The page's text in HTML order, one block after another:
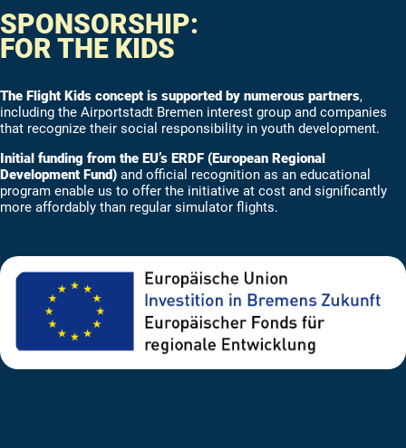
SPONSORSHIP:
FOR THE KIDS
The Flight Kids concept is supported by numerous partners,
including the Airportstadt Bremen interest group and companies
that recognize their social responsibility in youth development.
Initial funding from the EU’s ERDF (European Regional
Development Fund) and official recognition as an educational
program enable us to offer the initiative at cost and significantly
more affordably than regular simulator flights.